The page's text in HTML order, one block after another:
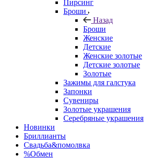
Пирсинг
Броши
Назад
Броши
Женские
Детские
Женские золотые
Детские золотые
Золотые
Зажимы для галстука
Запонки
Сувениры
Золотые украшения
Серебряные украшения
Новинки
Бриллианты
Свадьба&помолвка
%Обмен